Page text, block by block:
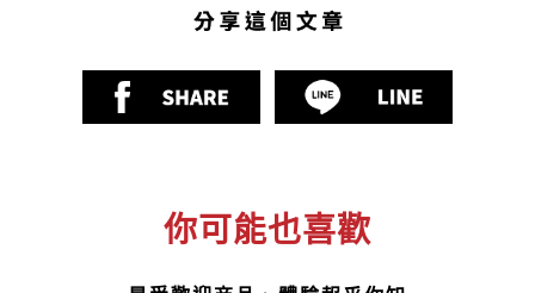
你可能也喜歡